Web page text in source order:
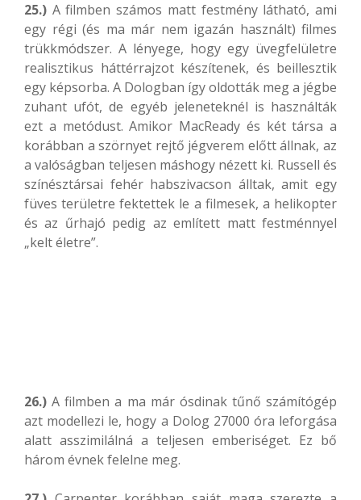
25.) A filmben számos matt festmény látható, ami
egy régi (és ma már nem igazán használt) filmes
trükkmódszer. A lényege, hogy egy üvegfelületre
realisztikus háttérrajzot készítenek, és beillesztik
egy képsorba. A Dologban így oldották meg a jégbe
zuhant ufót, de egyéb jeleneteknél is használták
ezt a metódust. Amikor MacReady és két társa a
korábban a szörnyet rejtő jégverem előtt állnak, az
a valóságban teljesen máshogy nézett ki. Russell és
színésztársai fehér habszivacson álltak, amit egy
füves területre fektettek le a filmesek, a helikopter
és az űrhajó pedig az említett matt festménnyel
„kelt életre”.
26.) A filmben a ma már ósdinak tűnő számítógép
azt modellezi le, hogy a Dolog 27000 óra leforgása
alatt asszimilálná a teljesen emberiséget. Ez bő
három évnek felelne meg.